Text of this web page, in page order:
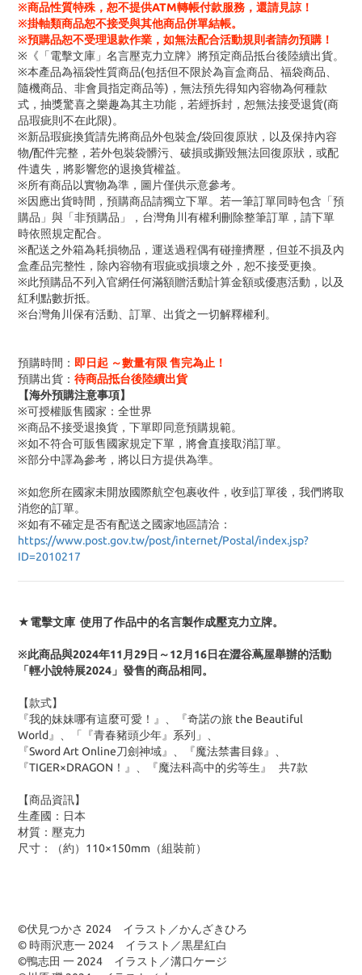
※商品性質特殊，恕不提供ATM轉帳付款服務，還請見諒！
※掛軸類商品恕不接受與其他商品併單結帳。
※預購品恕不受理退款作業，如無法配合活動規則者請勿預購！
※《「電擊文庫」名言壓克力立牌》將預定商品抵台後陸續出貨。
※本產品為福袋性質商品(包括但不限於為盲盒商品、福袋商品、
隨機商品、非會員指定商品等)，無法預先得知內容物為何種款
式，抽獎驚喜之樂趣為其主功能，若經拆封，恕無法接受退貨(商
品瑕疵則不在此限)。
※新品瑕疵換貨請先將商品外包裝盒/袋回復原狀，以及保持內容
物/配件完整，若外包裝袋髒污、破損或撕毀無法回復原狀，或配
件遺失，將影響您的退換貨權益。
※所有商品以實物為準，圖片僅供示意參考。
※因應出貨時間，預購商品請獨立下單。若一筆訂單同時包含「預
購品」與「非預購品」，台灣角川有權利刪除整筆訂單，請下單
時依照規定配合。
※配送之外箱為耗損物品，運送過程偶有碰撞擠壓，但並不損及內
盒產品完整性，除內容物有瑕疵或損壞之外，恕不接受更換。
※此預購品不列入官網任何滿額贈活動計算金額或優惠活動，以及
紅利點數折抵。
※台灣角川保有活動、訂單、出貨之一切解釋權利。
預購時間： 即日起 ～數量有限 售完為止！
預購出貨： 待商品抵台後陸續出貨
【海外預購注意事項】
※可授權販售國家：全世界
※商品不接受退換貨，下單即同意預購規範。
※如不符合可販售國家規定下單，將會直接取消訂單。
※部分中譯為參考，將以日方提供為準。
※如您所在國家未開放國際航空包裹收件，收到訂單後，我們將取
消您的訂單。
※如有不確定是否有配送之國家地區請洽：
https://www.post.gov.tw/post/internet/Postal/index.jsp?
ID=2010217
★電擊文庫 使用了作品中的名言製作成壓克力立牌。
※此商品與2024年11月29日～12月16日在澀谷蔦屋舉辦的活動
「輕小說特展2024」發售的商品相同。
【款式】
『我的妹妹哪有這麼可愛！』、『奇諾の旅 the Beautiful
World』、「『青春豬頭少年』系列」、
『Sword Art Online刀劍神域』、『魔法禁書目錄』、
『TIGER×DRAGON！』、『魔法科高中的劣等生』 共7款
【商品資訊】
生產國：日本
材質：壓克力
尺寸：（約）110×150mm（組裝前）
©伏見つかさ 2024 イラスト／かんざきひろ
© 時雨沢恵一 2024 イラスト／黒星紅白
©鴨志田 一 2024 イラスト／溝口ケージ